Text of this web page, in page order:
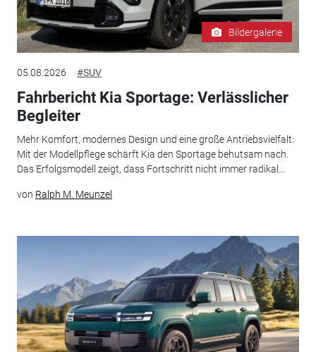
Bildergalerie
05.08.2026 #SUV
Fahrbericht Kia Sportage: Verlässlicher
Begleiter
Mehr Komfort, modernes Design und eine große Antriebsvielfalt:
Mit der Modellpflege schärft Kia den Sportage behutsam nach.
Das Erfolgsmodell zeigt, dass Fortschritt nicht immer radikal...
von Ralph M. Meunzel